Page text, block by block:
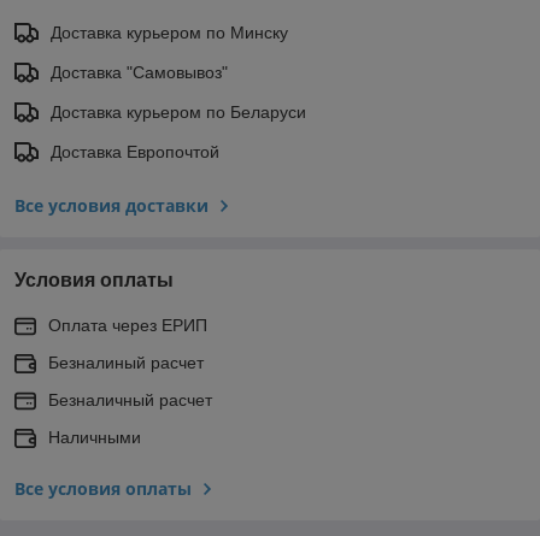
Доставка курьером по Минску
Доставка "Самовывоз"
Доставка курьером по Беларуси
Доставка Европочтой
Все условия доставки
Условия оплаты
Оплата через ЕРИП
Безналиный расчет
Безналичный расчет
Наличными
Все условия оплаты